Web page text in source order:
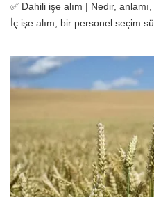
✅ Dahili işe alım | Nedir,
İç işe alım, bir personel seçim